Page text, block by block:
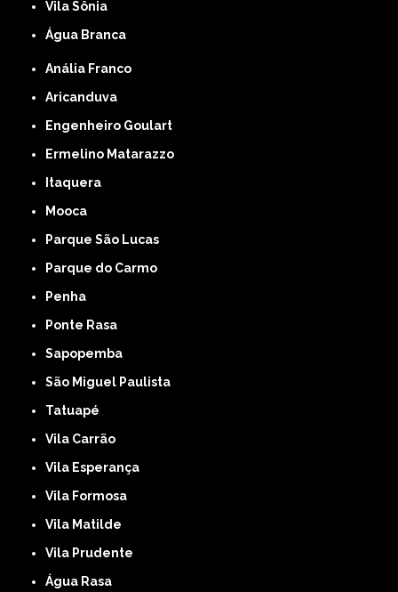
Vila Sônia
Água Branca
Anália Franco
Aricanduva
Engenheiro Goulart
Ermelino Matarazzo
Itaquera
Mooca
Parque São Lucas
Parque do Carmo
Penha
Ponte Rasa
Sapopemba
São Miguel Paulista
Tatuapé
Vila Carrão
Vila Esperança
Vila Formosa
Vila Matilde
Vila Prudente
Água Rasa